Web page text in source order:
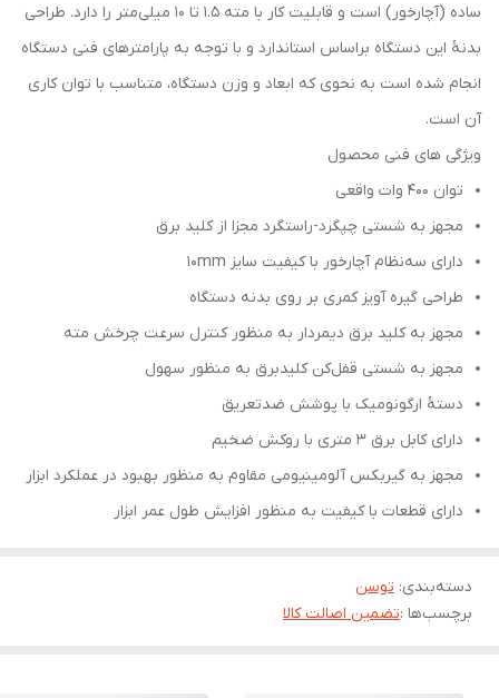
ساده (آچارخور) است و قابلیت کار با مته 1.5 تا 10 میلی‌متر را دارد. طراحی
بدنۀ این دستگاه براساس استاندارد و با توجه به پارامترهای فنی دستگاه
انجام شده است به نحوی که ابعاد و وزن دستگاه، متناسب با توان کاری
آن است.
ویژگی های فنی محصول
توان 400 وات واقعی
مجهز به شستی چپگرد-راستگرد مجزا از کلید برق
دارای سه‌نظام آچارخور با کیفیت سایز 10mm
طراحی گیره آویز کمری بر روی بدنه دستگاه
مجهز به کلید برق دیمردار به منظور کنترل سرعت چرخش مته
مجهز به شستی قفل‌کن کلیدبرق به منظور سهول
دستۀ ارگونومیک با پوشش ضدتعریق
دارای کابل برق 3 متری با روکش ضخیم
مجهز به گیربکس آلومینیومی مقاوم به منظور بهبود در عملکرد ابزار
دارای قطعات با کیفیت به منظور افزایش طول عمر ابزار
دسته‌بندی: توسن
برچسب‌ها :تضمین اصالت کالا